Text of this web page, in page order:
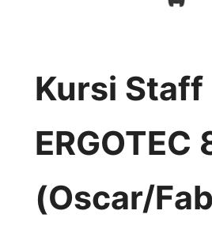
Kursi Staff
ERGOTEC
(Oscar/